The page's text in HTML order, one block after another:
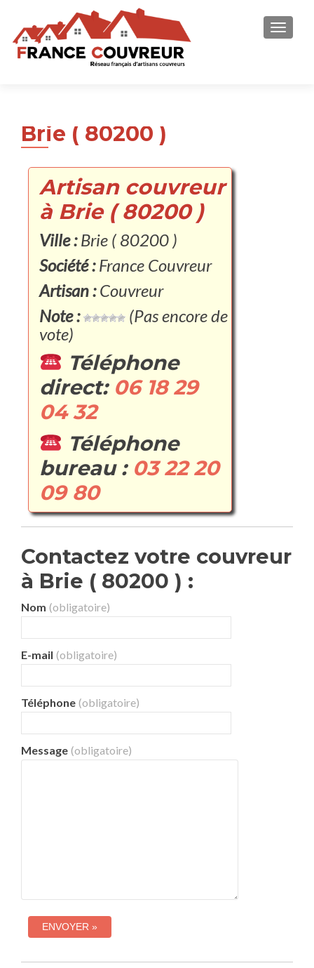
Brie ( 80200 )
Artisan couvreur
à Brie ( 80200 )
Ville :Brie ( 80200 )
Société :France Couvreur
Artisan :Couvreur
Note :
(Pas encore de
vote)
Téléphone
direct: 06 18 29
04 32
Téléphone
bureau : 03 22 20
09 80
Contactez votre couvreur
à Brie ( 80200 ) :
Nom (obligatoire)
E-mail (obligatoire)
Téléphone (obligatoire)
Message (obligatoire)